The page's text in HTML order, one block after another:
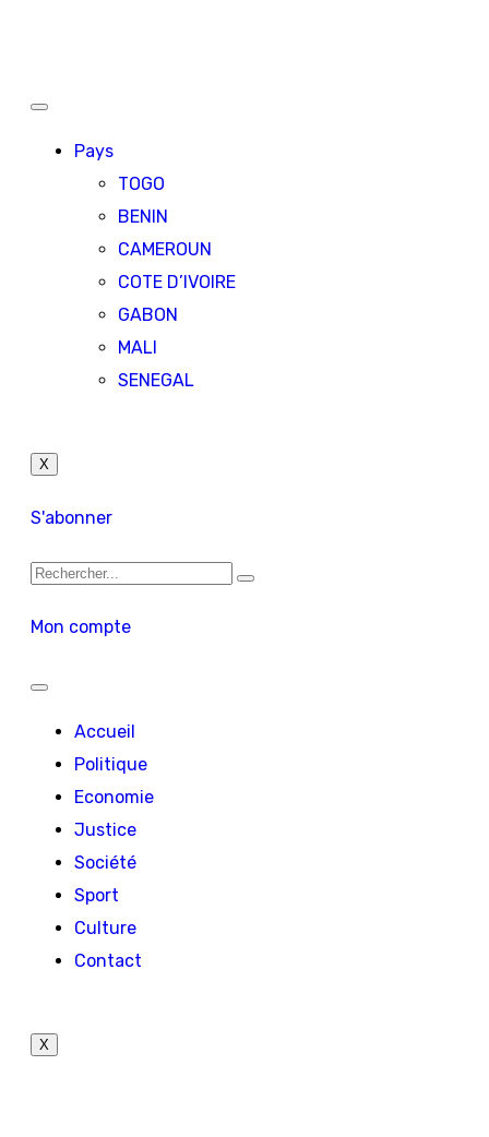
Pays
TOGO
BENIN
CAMEROUN
COTE D’IVOIRE
GABON
MALI
SENEGAL
X
S'abonner
Mon compte
Accueil
Politique
Economie
Justice
Société
Sport
Culture
Contact
X